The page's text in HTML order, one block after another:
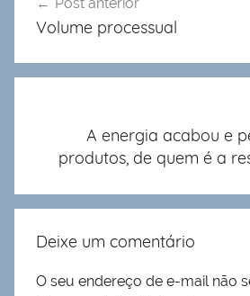
deVolume processual
A energia acabou e
produtos, de quem é a
Deixe um comentário
O seu endereço de e-mail não